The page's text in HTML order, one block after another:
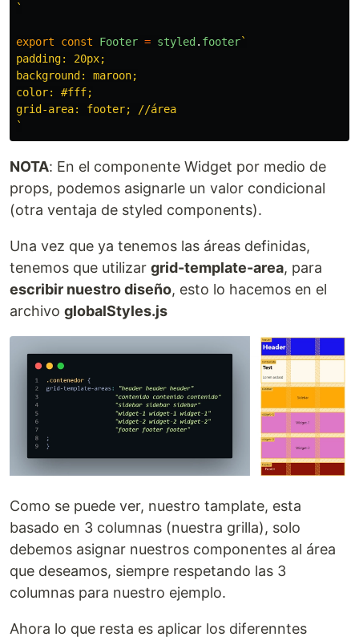
`
export const Footer = styled . footer`
padding: 20px;
background: maroon;
color: #fff;
grid-area: footer; //área
`
NOTA: En el componente Widget por medio de
props, podemos asignarle un valor condicional
(otra ventaja de styled components).
Una vez que ya tenemos las áreas definidas,
tenemos que utilizar grid-template-area, para
escribir nuestro diseño, esto lo hacemos en el
archivo globalStyles.js
Como se puede ver, nuestro tamplate, esta
basado en 3 columnas (nuestra grilla), solo
debemos asignar nuestros componentes al área
que deseamos, siempre respetando las 3
columnas para nuestro ejemplo.
Ahora lo que resta es aplicar los diferenntes